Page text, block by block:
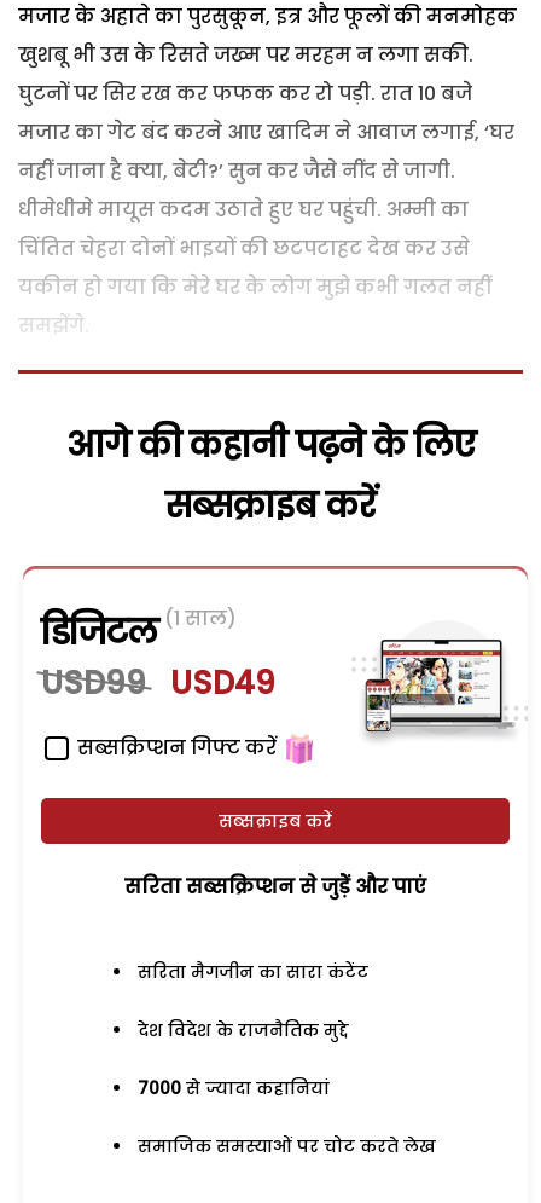
मजार के अहाते का पुरसुकून, इत्र और फूलों की मनमोहक
खुशबू भी उस के रिसते जख्म पर मरहम न लगा सकी.
घुटनों पर सिर रख कर फफक कर रो पड़ी. रात 10 बजे
मजार का गेट बंद करने आए खादिम ने आवाज लगाई, ‘घर
नहीं जाना है क्या, बेटी?’ सुन कर जैसे नींद से जागी.
धीमेधीमे मायूस कदम उठाते हुए घर पहुंची. अम्मी का
चिंतित चेहरा दोनों भाइयों की छटपटाहट देख कर उसे
यकीन हो गया कि मेरे घर के लोग मुझे कभी गलत नहीं
समझेंगे.
आगे की कहानी पढ़ने के लिए
सब्सक्राइब करें
डिजिटल (1 साल)
USD99 USD49
सब्सक्रिप्शन गिफ्ट करें
सब्सक्राइब करें
सरिता सब्सक्रिप्शन से जुड़ेें और पाएं
सरिता मैगजीन का सारा कंटेंट
देश विदेश के राजनैतिक मुद्दे
7000 से ज्यादा कहानियां
समाजिक समस्याओं पर चोट करते लेख